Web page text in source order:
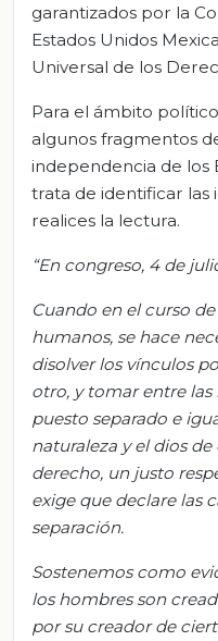
garantizados por la
Estados Unidos
Universal de los
Para el ámbito
algunos fragmentos
independencia de los
trata de identificar las
realices la lectura.
“En congreso, 4 de
Cuando en el curso
humanos, se hace
disolver los vínculos
otro, y tomar entre las
puesto separado e
naturaleza y el dios
derecho, un justo
exige que declare las
separación.
Sostenemos como
los hombres son
por su creador de